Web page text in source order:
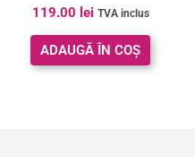
Evaluat la
4.56
din 5
119.00 lei TVA inclus
ADAUGĂ ÎN COȘ